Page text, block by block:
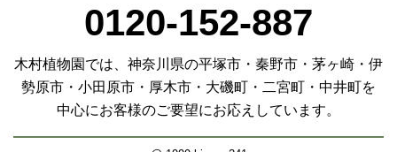
0120-152-887
木村植物園では、神奈川県の平塚市・秦野市・茅ヶ崎・伊
勢原市・小田原市・厚木市・大磯町・二宮町・中井町を
中心にお客様のご要望にお応えしています。